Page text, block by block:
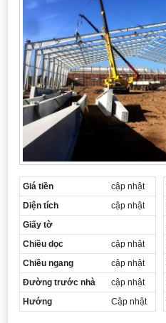
Giá tiền
cập nhật
Diện tích
cập nhật
Giấy tờ
Chiều dọc
cập nhật
Chiều ngang
cập nhật
Đường trước nhà
cập nhật
Hướng
Cập nhật